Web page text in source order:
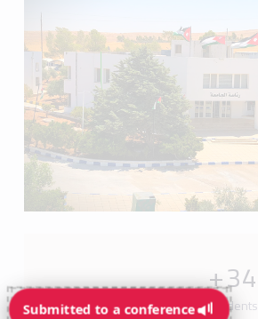
Submitted to a conference
34
+
Programs available for students
Submitted to a conference